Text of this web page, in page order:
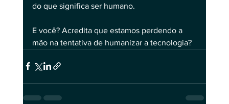
do que significa ser humano.
E você? Acredita que estamos perdendo a
mão na tentativa de humanizar a tecnologia?